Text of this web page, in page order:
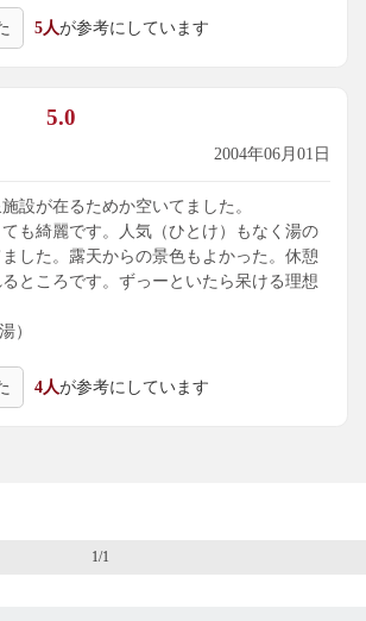
5人が参考にしています
5.0
2004年06月01日
設が在るためか空いてました。
も綺麗です。人気（ひとけ）もなく湯の
した。露天からの景色もよかった。休憩
ところです。ずっーといたら呆ける理想
）
4人が参考にしています
1/1